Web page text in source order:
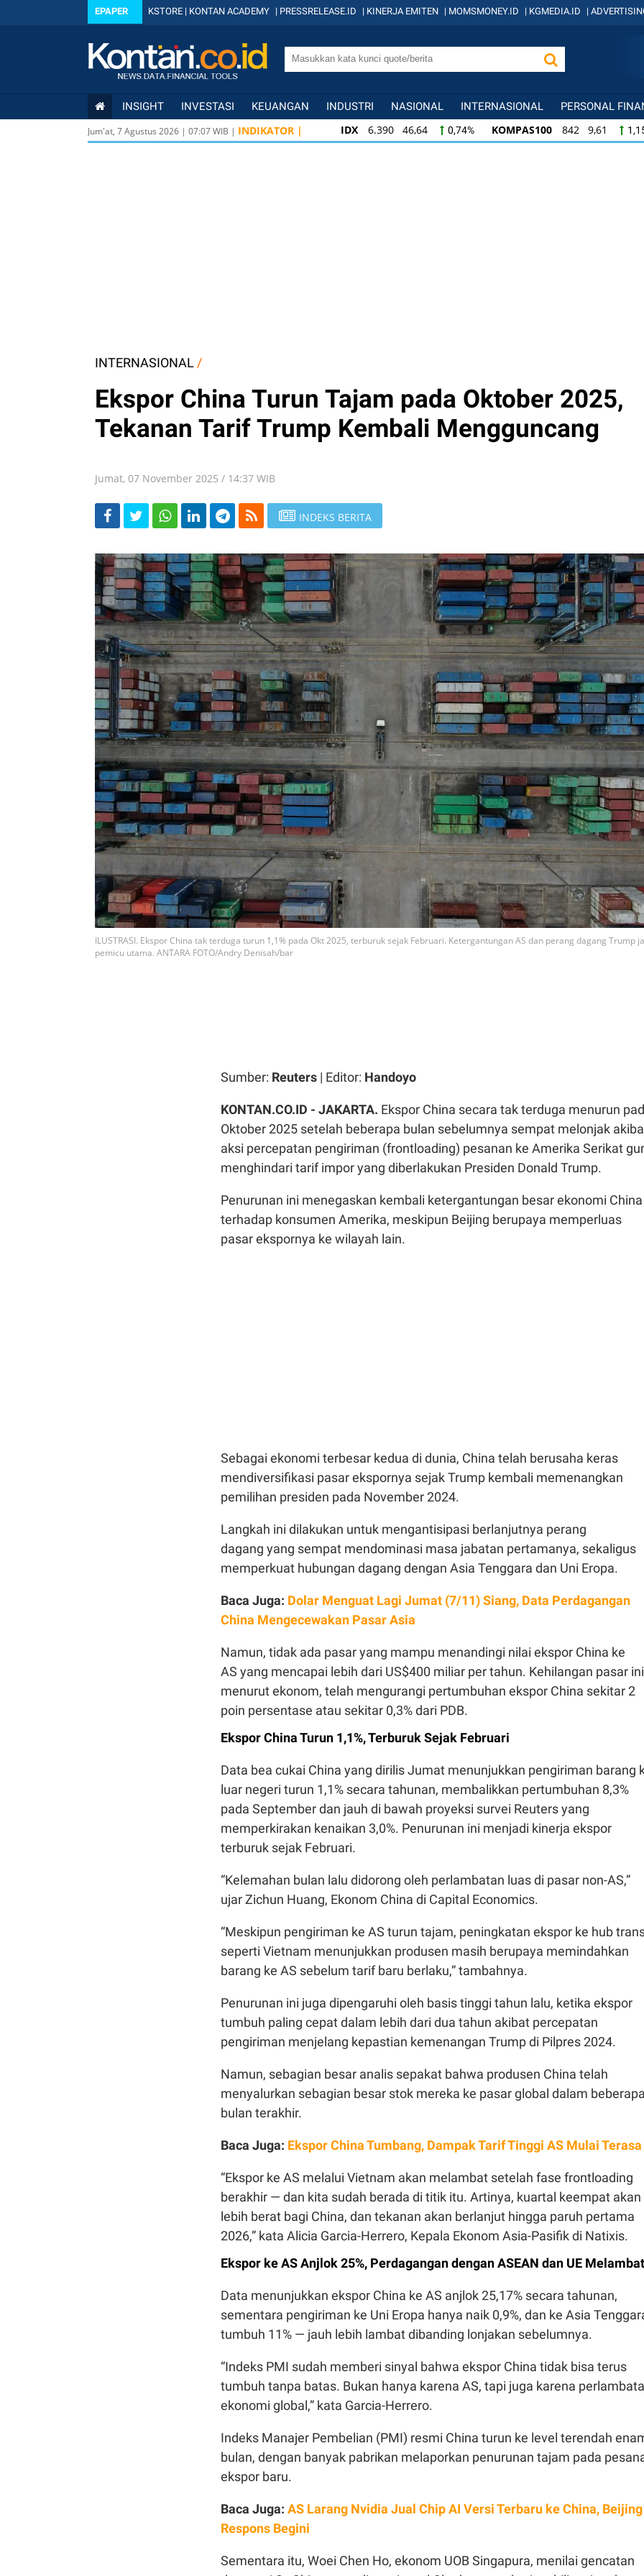
EPAPER KSTORE | KONTAN ACADEMY | PRESSRELEASE.ID | KINERJA EMITEN | MOMSMONEY.ID | KGMEDIA.ID |
INSIGHT INVESTASI KEUANGAN INDUSTRI NASIONAL INTERNASIONAL PERSONAL
Jum'at, 7 Agustus 2026 | 07:07WIB | INDIKATOR | IDX 6.390 46,64 0,74% KOMPAS100 842 9,61
KOMPAS100 842 9,61 1,15% LQ45 639 8,15 1,29%
INTERNASIONAL /
Ekspor China Turun Tajam pada Oktober 2025,
Tekanan Tarif Trump Kembali Mengguncang
Jumat, 07 November 2025 / 14:37 WIB
INDEKS BERITA
ILUSTRASI. Ekspor China tak terduga turun 1,1% pada Okt 2025, terburuk sejak Februari. Ketergantungan AS dan perang dagang Trump
pemicu utama. ANTARA FOTO/Andry Denisah/bar
Sumber: Reuters | Editor: Handoyo
KONTAN.CO.ID - JAKARTA. Ekspor China secara tak terduga menurun
Oktober 2025 setelah beberapa bulan sebelumnya sempat melonjak
aksi percepatan pengiriman (frontloading) pesanan ke Amerika Serikat
menghindari tarif impor yang diberlakukan Presiden Donald Trump.
Penurunan ini menegaskan kembali ketergantungan besar ekonomi China
terhadap konsumen Amerika, meskipun Beijing berupaya memperluas
pasar ekspornya ke wilayah lain.
Sebagai ekonomi terbesar kedua di dunia, China telah berusaha keras
mendiversifikasi pasar ekspornya sejak Trump kembali memenangkan
pemilihan presiden pada November 2024.
Langkah ini dilakukan untuk mengantisipasi berlanjutnya perang
dagang yang sempat mendominasi masa jabatan pertamanya, sekaligus
memperkuat hubungan dagang dengan Asia Tenggara dan Uni Eropa.
Baca Juga: Dolar Menguat Lagi Jumat (7/11) Siang, Data Perdagangan
China Mengecewakan Pasar Asia
Namun, tidak ada pasar yang mampu menandingi nilai ekspor China ke
AS yang mencapai lebih dari US$400 miliar per tahun. Kehilangan pasar
menurut ekonom, telah mengurangi pertumbuhan ekspor China sekitar 2
poin persentase atau sekitar 0,3% dari PDB.
Ekspor China Turun 1,1%, Terburuk Sejak Februari
Data bea cukai China yang dirilis Jumat menunjukkan pengiriman barang
luar negeri turun 1,1% secara tahunan, membalikkan pertumbuhan 8,3%
pada September dan jauh di bawah proyeksi survei Reuters yang
memperkirakan kenaikan 3,0%. Penurunan ini menjadi kinerja ekspor
terburuk sejak Februari.
“Kelemahan bulan lalu didorong oleh perlambatan luas di pasar non-AS,”
ujar Zichun Huang, Ekonom China di Capital Economics.
“Meskipun pengiriman ke AS turun tajam, peningkatan ekspor ke hub
seperti Vietnam menunjukkan produsen masih berupaya memindahkan
barang ke AS sebelum tarif baru berlaku,” tambahnya.
Penurunan ini juga dipengaruhi oleh basis tinggi tahun lalu, ketika ekspor
tumbuh paling cepat dalam lebih dari dua tahun akibat percepatan
pengiriman menjelang kepastian kemenangan Trump di Pilpres 2024.
Namun, sebagian besar analis sepakat bahwa produsen China telah
menyalurkan sebagian besar stok mereka ke pasar global dalam
bulan terakhir.
Baca Juga: Ekspor China Tumbang, Dampak Tarif Tinggi AS Mulai Terasa
“Ekspor ke AS melalui Vietnam akan melambat setelah fase frontloading
berakhir — dan kita sudah berada di titik itu. Artinya, kuartal keempat akan
lebih berat bagi China, dan tekanan akan berlanjut hingga paruh pertama
2026,” kata Alicia Garcia-Herrero, Kepala Ekonom Asia-Pasifik di Natixis.
Ekspor ke AS Anjlok 25%, Perdagangan dengan ASEAN dan UE Melambat
Data menunjukkan ekspor China ke AS anjlok 25,17% secara tahunan,
sementara pengiriman ke Uni Eropa hanya naik 0,9%, dan ke Asia
tumbuh 11% — jauh lebih lambat dibanding lonjakan sebelumnya.
“Indeks PMI sudah memberi sinyal bahwa ekspor China tidak bisa terus
tumbuh tanpa batas. Bukan hanya karena AS, tapi juga karena
ekonomi global,” kata Garcia-Herrero.
Indeks Manajer Pembelian (PMI) resmi China turun ke level terendah
bulan, dengan banyak pabrikan melaporkan penurunan tajam pada
ekspor baru.
Baca Juga: AS Larang Nvidia Jual Chip AI Versi Terbaru ke China, Beijing
Respons Begini
Sementara itu, Woei Chen Ho, ekonom UOB Singapura, menilai gencatan